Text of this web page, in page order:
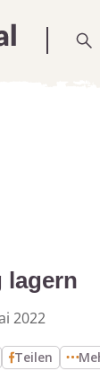
lagern
2022
Teilen